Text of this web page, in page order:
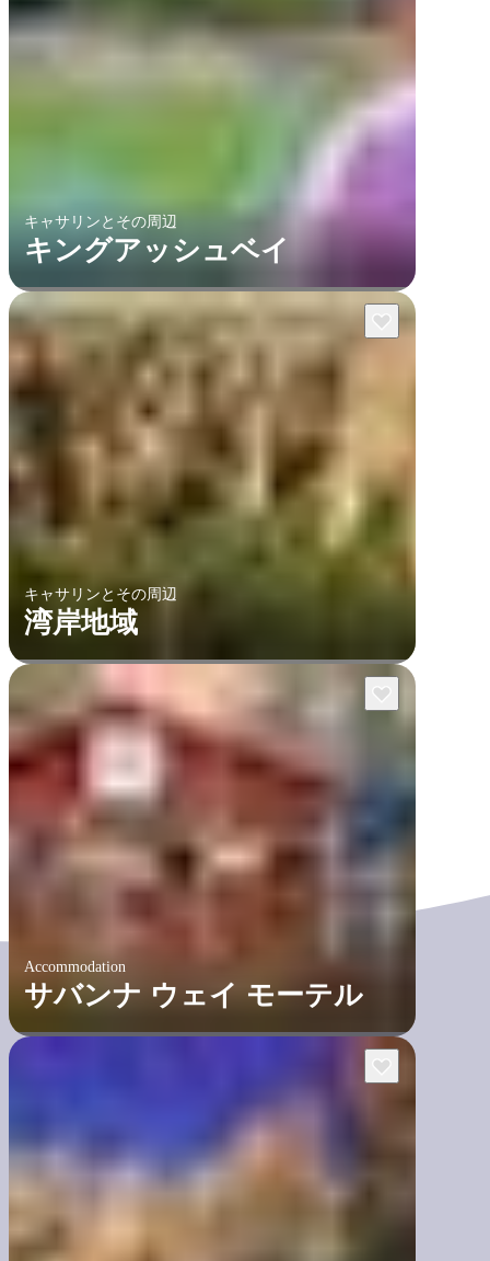
キャサリンとその周辺
キングアッシュベイ
キャサリンとその周辺
湾岸地域
Accommodation
サバンナ ウェイ モーテル